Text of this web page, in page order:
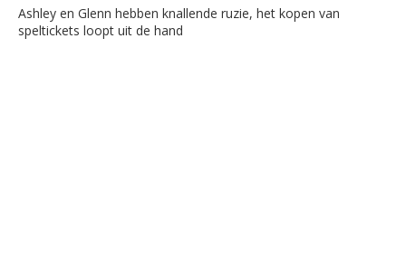
Ashley en Glenn hebben knallende ruzie, het kopen van
speltickets loopt uit de hand